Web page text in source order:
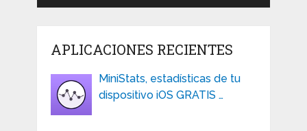
APLICACIONES RECIENTES
MiniStats, estadísticas de tu
dispositivo iOS GRATIS …